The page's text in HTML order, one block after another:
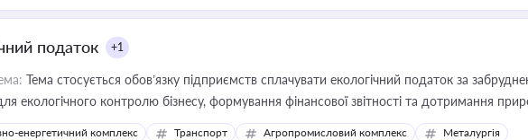
податок +1
Тема стосується обов’язку підприємств сплачувати екологічний податок за
екологічного контролю бізнесу, формування фінансової звітності та дотримання
енергетичний комплекс Транспорт Агропромисловий комплекс Металургія